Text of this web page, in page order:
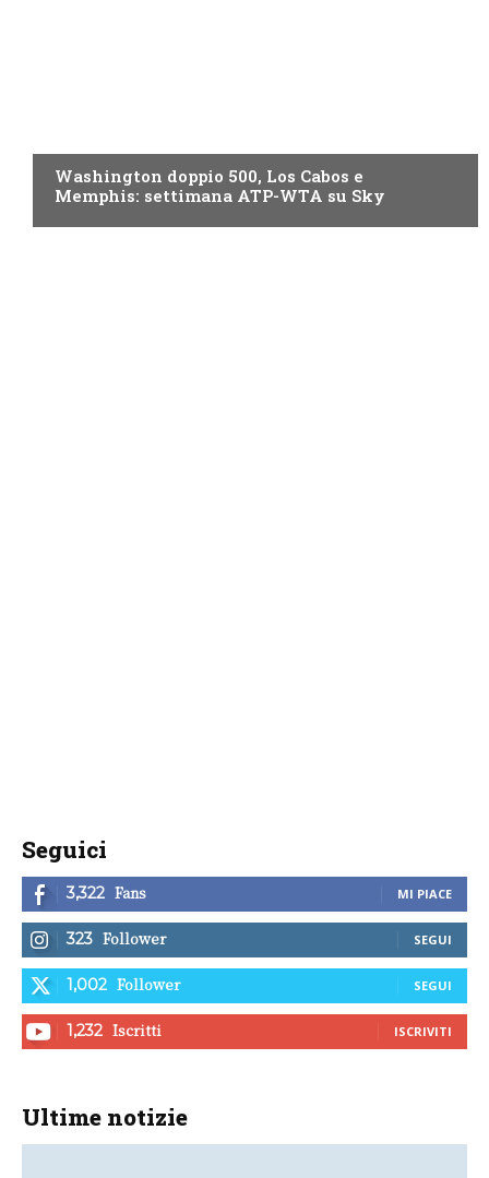
Washington doppio 500, Los Cabos e
Memphis: settimana ATP-WTA su Sky
Seguici
3,322 Fans MI PIACE
323 Follower SEGUI
1,002 Follower SEGUI
1,232 Iscritti ISCRIVITI
Ultime notizie